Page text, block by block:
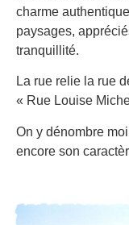
charme
paysages,
tranquillité.
La rue relie la rue
« Rue Louise
On y dénombre
encore son